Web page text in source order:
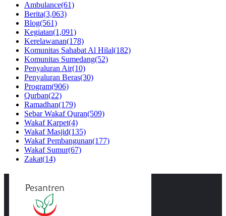
Ambulance(61)
Berita(3,063)
Blog(561)
Kegiatan(1,091)
Kerelawanan(178)
Komunitas Sahabat Al Hilal(182)
Komunitas Sumedang(52)
Penyaluran Air(10)
Penyaluran Beras(30)
Program(906)
Qurban(22)
Ramadhan(179)
Sebar Wakaf Quran(509)
Wakaf Karpet(4)
Wakaf Masjid(135)
Wakaf Pembangunan(177)
Wakaf Sumur(67)
Zakat(14)